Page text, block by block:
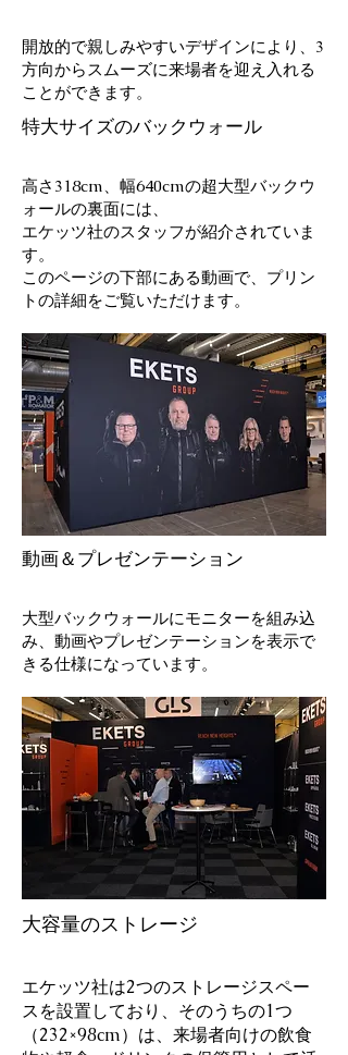
開放的で親しみやすいデザインにより、3
方向からスムーズに来場者を迎え入れる
ことができます。
特大サイズのバックウォール
高さ318cm、幅640cmの超大型バックウ
ォールの裏面には、
エケッツ社のスタッフが紹介されていま
す。
このページの下部にある動画で、プリン
トの詳細をご覧いただけます。
動画＆プレゼンテーション
大型バックウォールにモニターを組み込
み、動画やプレゼンテーションを表示で
きる仕様になっています。
大容量のストレージ
エケッツ社は2つのストレージスペー
スを設置しており、そのうちの1つ
（232×98cm）は、来場者向けの飲食